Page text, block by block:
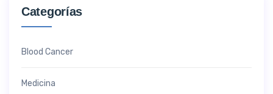
Categorías
Blood Cancer
Medicina